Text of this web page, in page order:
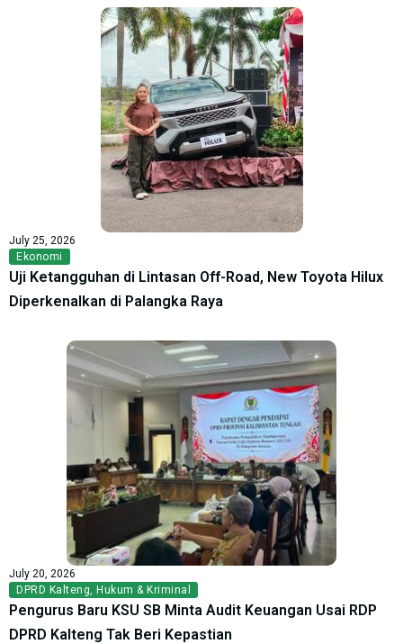
July 25, 2026
Ekonomi
Uji Ketangguhan di Lintasan Off-Road, New Toyota Hilux
Diperkenalkan di Palangka Raya
July 20, 2026
DPRD Kalteng, Hukum & Kriminal
Pengurus Baru KSU SB Minta Audit Keuangan Usai RDP
DPRD Kalteng Tak Beri Kepastian